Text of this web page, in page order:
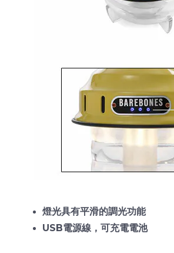
燈光具有平滑的調光功能
USB電源線，可充電電池